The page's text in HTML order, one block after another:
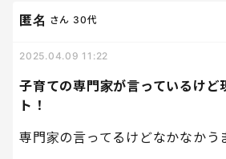
子育ての専門家が言っているけど
ト！
匿名 さん 30代
2025.04.09 11:22
専門家の言ってるけどなかなかう